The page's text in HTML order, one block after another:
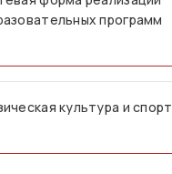
программ
культура и спорт